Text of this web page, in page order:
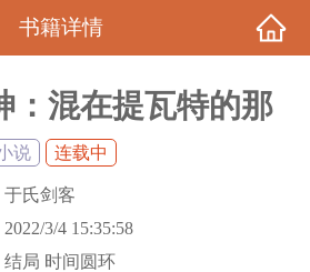
书籍详情
：混在提瓦特的那
说 连载中
于氏剑客
2022/3/4 15:35:58
结局 时间圆环